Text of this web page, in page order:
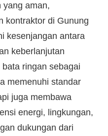
yang aman,
kontraktor di Gunung
kesenjangan antara
keberlanjutan
ringan sebagai
memenuhi standar
juga membawa
energi, lingkungan,
dukungan dari